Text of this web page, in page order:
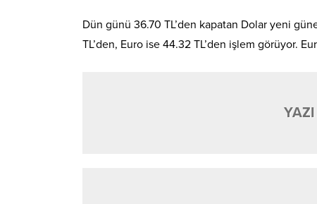
Dün günü 36.70 TL’den kapatan Dolar yeni
TL’den, Euro ise 44.32 TL’den işlem görüyor.